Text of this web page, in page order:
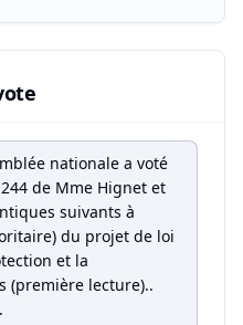
nationale a voté
de Mme Hignet et
suivants à
du projet de loi
et la
(première lecture)..